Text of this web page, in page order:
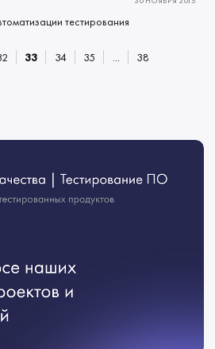
тестирования
33 34 35 ...
38